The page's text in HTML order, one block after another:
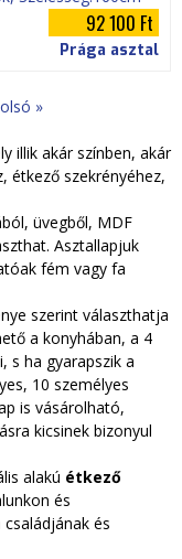
92 100 Ft
Prága asztal
»
illik akár színben, akár
étkező szekrényéhez,
üvegből, MDF
Asztallapjuk
fém vagy fa
szerint választhatja
a konyhában, a 4
s ha gyarapszik a
10 személyes
is vásárolható,
kicsinek bizonyul
alakú étkező
és
és